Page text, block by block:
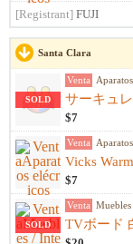
[Registrant] FUJI
Santa Clara
SOLD
Venta
サーキュ
$7
Venta
Vicks
$7
SOLD
Venta
TVボード